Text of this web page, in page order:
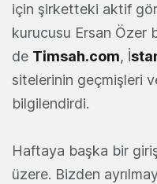
için şirketteki aktif
kurucusu Ersan Özer
de Timsah.com, İ
sitelerinin geçmişleri
bilgilendirdi.
Haftaya başka bir
üzere. Bizden